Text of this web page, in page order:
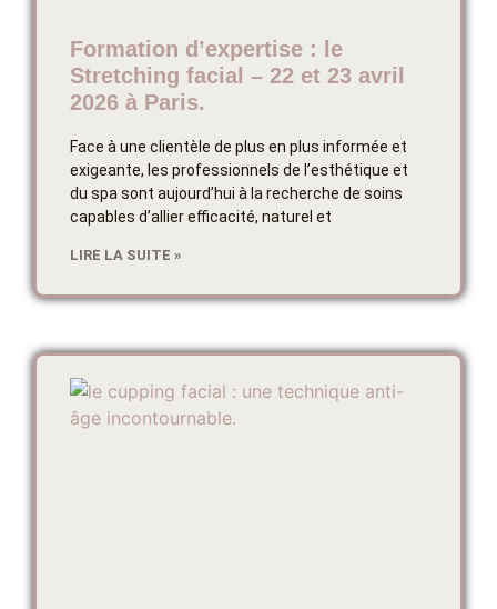
Formation d’expertise : le
Stretching facial – 22 et 23 avril
2026 à Paris.
Face à une clientèle de plus en plus informée et
exigeante, les professionnels de l’esthétique et
du spa sont aujourd’hui à la recherche de soins
capables d’allier efficacité, naturel et
LIRE LA SUITE »